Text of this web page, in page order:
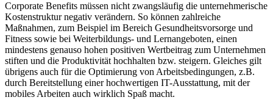
Corporate Benefits müssen nicht zwangsläufig die unternehmerische
Kostenstruktur negativ verändern. So können zahlreiche
Maßnahmen, zum Beispiel im Bereich Gesundheitsvorsorge und
Fitness sowie bei Weiterbildungs- und Lernangeboten, einen
mindestens genauso hohen positiven Wertbeitrag zum Unternehmen
stiften und die Produktivität hochhalten bzw. steigern. Gleiches gilt
übrigens auch für die Optimierung von Arbeitsbedingungen, z.B.
durch Bereitstellung einer hochwertigen IT-Ausstattung, mit der
mobiles Arbeiten auch wirklich Spaß macht.